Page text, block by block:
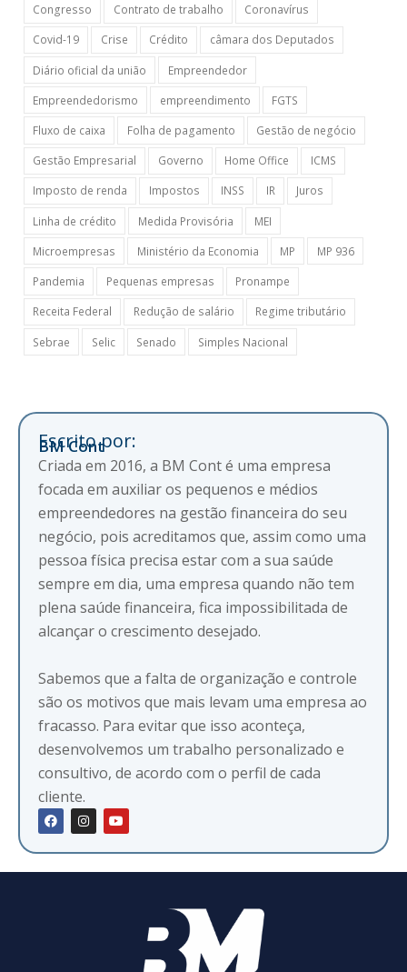
Congresso
Contrato de trabalho
Coronavírus
Covid-19
Crise Crédito
câmara dos Deputados
Diário oficial da união
Empreendedor
Empreendedorismo
empreendimento
FGTS
Fluxo de caixa
Folha de pagamento
Gestão de negócio
Gestão Empresarial
Governo Home Office
ICMS
Imposto de renda
Impostos INSS IR
Juros
Linha de crédito
Medida Provisória
MEI
Microempresas
Ministério da Economia MP
MP 936
Pandemia
Pequenas empresas
Pronampe
Receita Federal
Redução de salário
Regime tributário
Sebrae
Selic Senado Simples Nacional
Escrito por:
BM Cont
Criada em 2016, a BM Cont é uma empresa
focada em auxiliar os pequenos e médios
empreendedores na gestão financeira do seu
negócio, pois acreditamos que, assim como uma
pessoa física precisa estar com a sua saúde
sempre em dia, uma empresa quando não tem
plena saúde financeira, fica impossibilitada de
alcançar o crescimento desejado.
Sabemos que a falta de organização e controle
são os motivos que mais levam uma empresa ao
fracasso. Para evitar que isso aconteça,
desenvolvemos um trabalho personalizado e
consultivo, de acordo com o perfil de cada
cliente.